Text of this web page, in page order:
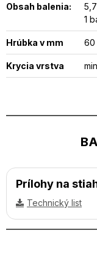
Obsah balenia:
1
Hrúbka v mm 60
Krycia vrstva
Prílohy na
Technický list